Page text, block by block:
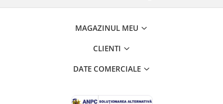
MAGAZINUL MEU
CLIENTI
DATE COMERCIALE